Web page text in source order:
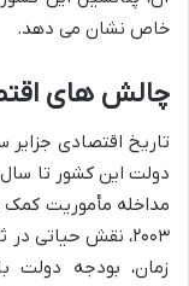
خاص نشان می دهد.
چالش های
تاریخ اقتصادی
۲۰۰۳، نقش حیاتی
زمان، بودجه